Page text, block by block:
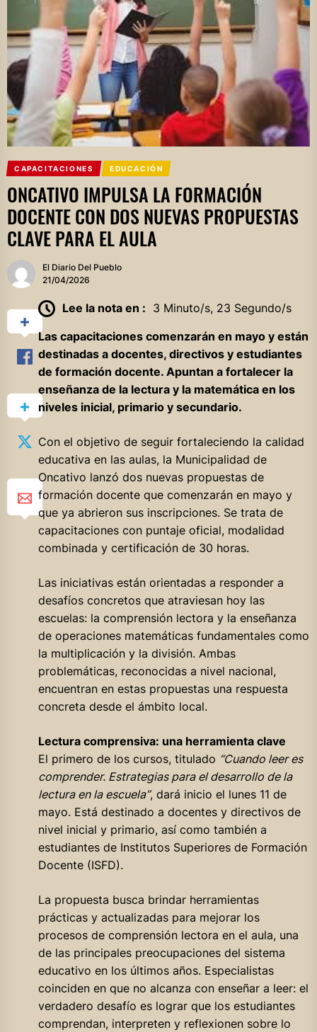
CAPACITACIONES EDUCACIÓN
ONCATIVO IMPULSA LA FORMACIÓN
DOCENTE CON DOS NUEVAS PROPUESTAS
CLAVE PARA EL AULA
El Diario Del Pueblo
21/04/2026
Lee la nota en : 3 Minuto/s, 23 Segundo/s
Las capacitaciones comenzarán en mayo y están
destinadas a docentes, directivos y estudiantes
de formación docente. Apuntan a fortalecer la
enseñanza de la lectura y la matemática en los
niveles inicial, primario y secundario.
Con el objetivo de seguir fortaleciendo la calidad
educativa en las aulas, la Municipalidad de
Oncativo lanzó dos nuevas propuestas de
formación docente que comenzarán en mayo y
que ya abrieron sus inscripciones. Se trata de
capacitaciones con puntaje oficial, modalidad
combinada y certificación de 30 horas.
Las iniciativas están orientadas a responder a
desafíos concretos que atraviesan hoy las
escuelas: la comprensión lectora y la enseñanza
de operaciones matemáticas fundamentales como
la multiplicación y la división. Ambas
problemáticas, reconocidas a nivel nacional,
encuentran en estas propuestas una respuesta
concreta desde el ámbito local.
Lectura comprensiva: una herramienta clave
El primero de los cursos, titulado “Cuando leer es
comprender. Estrategias para el desarrollo de la
lectura en la escuela”, dará inicio el lunes 11 de
mayo. Está destinado a docentes y directivos de
nivel inicial y primario, así como también a
estudiantes de Institutos Superiores de Formación
Docente (ISFD).
La propuesta busca brindar herramientas
prácticas y actualizadas para mejorar los
procesos de comprensión lectora en el aula, una
de las principales preocupaciones del sistema
educativo en los últimos años. Especialistas
coinciden en que no alcanza con enseñar a leer: el
verdadero desafío es lograr que los estudiantes
comprendan, interpreten y reflexionen sobre lo